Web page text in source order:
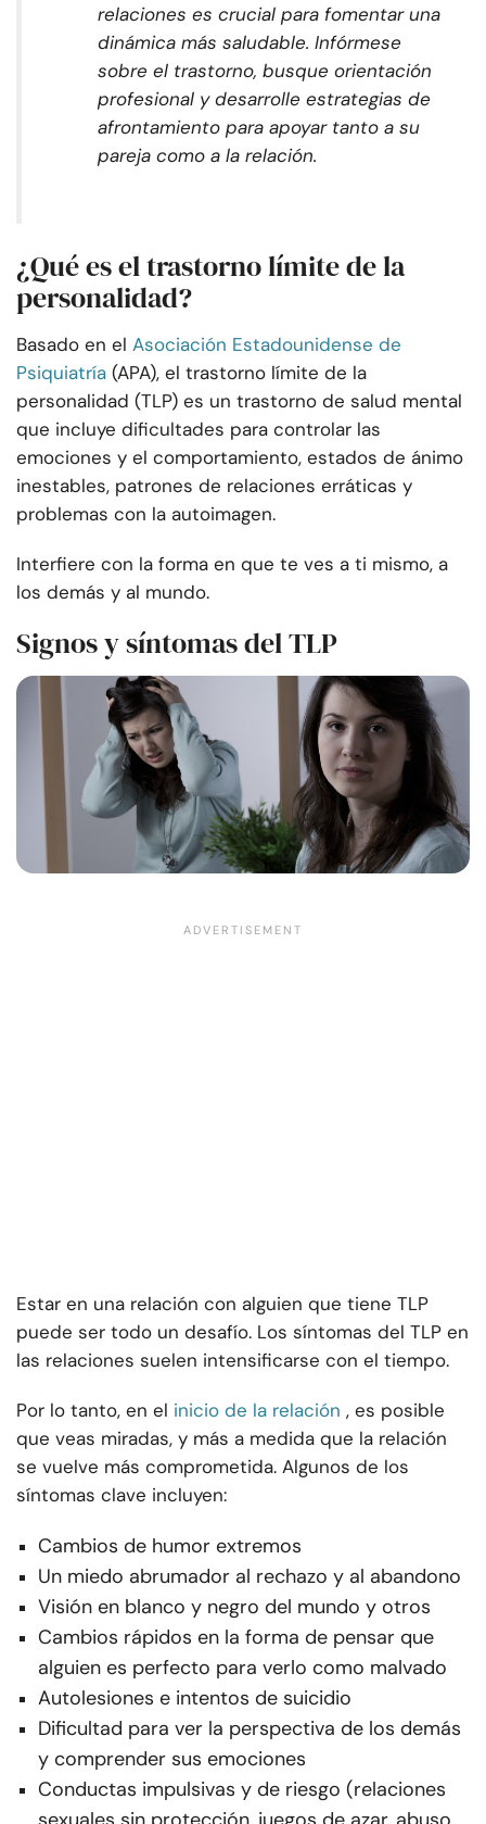
relaciones es crucial para fomentar una
dinámica más saludable. Infórmese
sobre el trastorno, busque orientación
profesional y desarrolle estrategias de
afrontamiento para apoyar tanto a su
pareja como a la relación.
¿Qué es el trastorno límite de la
personalidad?
Basado en el Asociación Estadounidense de
Psiquiatría (APA), el trastorno límite de la
personalidad (TLP) es un trastorno de salud mental
que incluye dificultades para controlar las
emociones y el comportamiento, estados de ánimo
inestables, patrones de relaciones erráticas y
problemas con la autoimagen.
Interfiere con la forma en que te ves a ti mismo, a
los demás y al mundo.
Signos y síntomas del TLP
Estar en una relación con alguien que tiene TLP
puede ser todo un desafío. Los síntomas del TLP en
las relaciones suelen intensificarse con el tiempo.
Por lo tanto, en el inicio de la relación , es posible
que veas miradas, y más a medida que la relación
se vuelve más comprometida. Algunos de los
síntomas clave incluyen:
Cambios de humor extremos
Un miedo abrumador al rechazo y al abandono
Visión en blanco y negro del mundo y otros
Cambios rápidos en la forma de pensar que
alguien es perfecto para verlo como malvado
Autolesiones e intentos de suicidio
Dificultad para ver la perspectiva de los demás
y comprender sus emociones
Conductas impulsivas y de riesgo (relaciones